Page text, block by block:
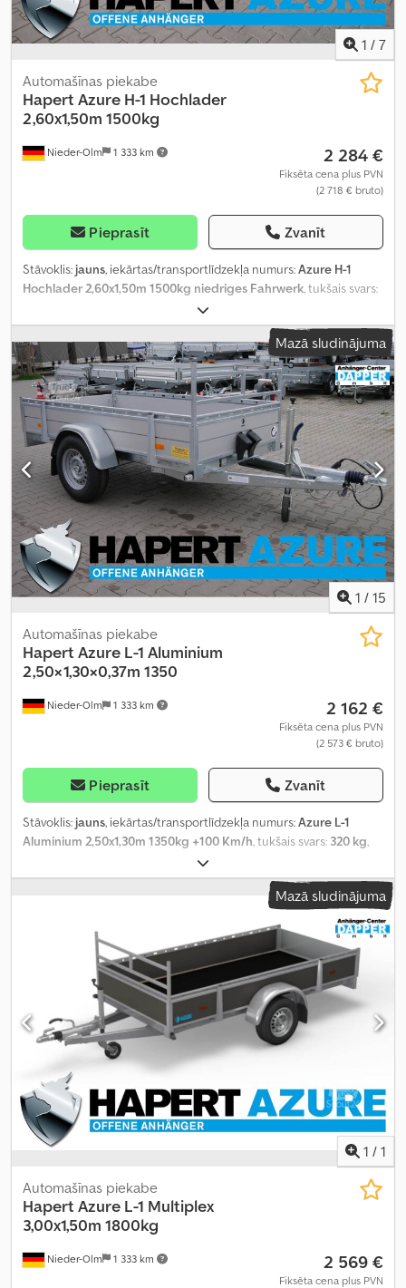
1 / 7
Nieder-Olm 1 333 km
Automašīnas piekabe
Hapert Azure H-1 Hochlader
2,60x1,50m 1500kg
2 284 €
Fiksēta cena plus PVN
(2 718 € bruto)
Pieprasīt Zvanīt
Stāvoklis: jauns, iekārtas/transportlīdzekļa numurs:Azure H-1
Hochlader 2,60x1,50m 1500kg niedriges Fahrwerk, tukšais svars:
1 159 kg
asu konfigurācija:1 ass, krautuves garums:2 600 mm, iekraušanas
vietas platums:1 500 mm, iekraušanas telpas augstums:300 mm,
Aprīkojums:augšupielādētājs,
Mazā sludinājuma
1 / 15
Nieder-Olm 1 333 km
Automašīnas piekabe
Hapert Azure L-1 Aluminium
2,50×1,30×0,37m 1350
2 162 €
Fiksēta cena plus PVN
(2 573 € bruto)
Pieprasīt Zvanīt
Stāvoklis: jauns, iekārtas/transportlīdzekļa numurs:Azure L-1
Aluminium 2,50x1,30m 1350kg +100 Km/h, tukšais svars: 320 kg,
, kopējais svars:
konfigurācija:1 ass, krautuves garums:2 530 mm, iekraušanas
, iekraušanas telpas augstums:370 mm,
Mazā sludinājuma
1 / 1
Nieder-Olm 1 333 km
Automašīnas piekabe
Hapert Azure L-1 Multiplex
3,00x1,50m 1800kg
2 569 €
Fiksēta cena plus PVN